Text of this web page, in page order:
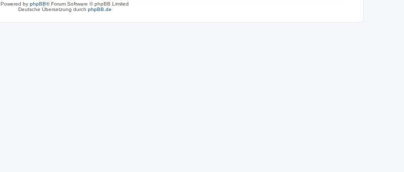
Powered by phpBB® Forum Software © phpBB Limited
Deutsche Übersetzung durch phpBB.de